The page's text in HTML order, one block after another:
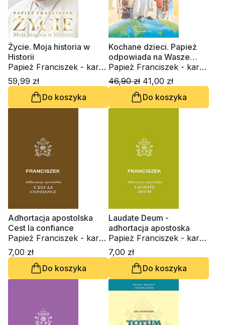
Życie. Moja historia w
Historii
Papież Franciszek - kard.
Jorge Mario Bergoglio
59,99 zł
Do koszyka
Kochane dzieci. Papież
odpowiada na Wasze
pytania
Papież Franciszek - kard.
Jorge Mario Bergoglio
46,90 zł 41,00 zł
Do koszyka
Adhortacja apostolska
Cest la confiance
Papież Franciszek - kard.
Jorge Mario Bergoglio
7,00 zł
Do koszyka
Laudate Deum -
adhortacja apostoska
Papież Franciszek - kard.
Jorge Mario Bergoglio
7,00 zł
Do koszyka